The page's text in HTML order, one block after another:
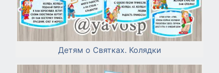
Детям о Святках. Колядки